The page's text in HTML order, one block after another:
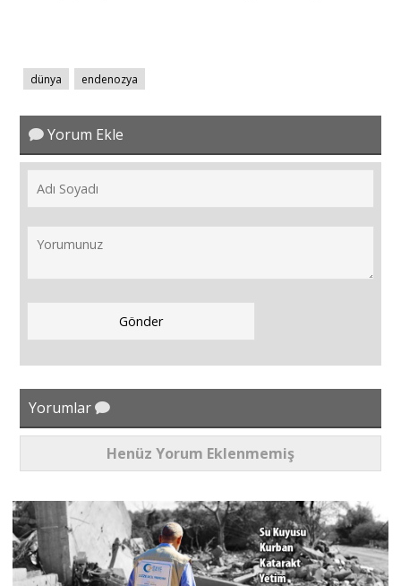
dünya endenozya
Yorum Ekle
Yorumlar
Henüz Yorum Eklenmemiş